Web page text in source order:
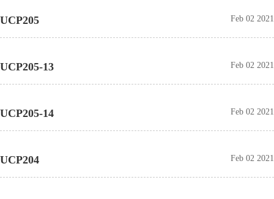
UCP205 Feb 02 2021
UCP205-13 Feb 02 2021
UCP205-14 Feb 02 2021
UCP204 Feb 02 2021